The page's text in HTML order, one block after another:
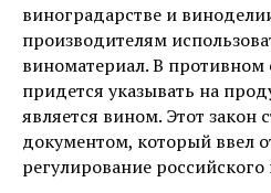
виноградарстве и
производителям
виноматериал. В
придется указывать на
является вином. Этот закон
документом, который ввел
регулирование